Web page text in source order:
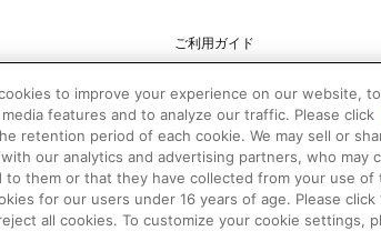
ン
ご利用ガイド
お問い合わせ
推奨環境
Do Not Sell or Share My
Personal Information
to improve your experience on our website, to
features and to analyze our traffic. Please click
retention period of each cookie. We may sell or
our analytics and advertising partners, who may
them or that they have collected from your use of
for our users under 16 years of age. Please click
all cookies. To customize your cookie settings,